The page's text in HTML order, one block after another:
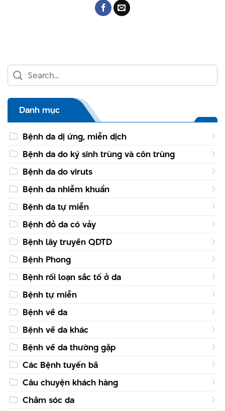
Danh mục
Bệnh da dị ứng, miễn dịch
Bệnh da do ký sinh trùng và côn trùng
Bệnh da do viruts
Bệnh da nhiễm khuẩn
Bệnh da tự miễn
Bệnh đỏ da có vảy
Bệnh lây truyền QDTD
Bệnh Phong
Bệnh rối loạn sắc tố ở da
Bệnh tự miễn
Bệnh về da
Bệnh về da khác
Bệnh về da thường gặp
Các Bệnh tuyến bã
Câu chuyện khách hàng
Chăm sóc da